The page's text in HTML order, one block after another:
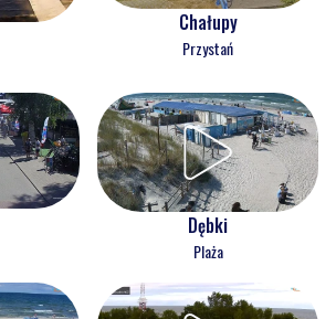
Chałupy
Przystań
Dębki
Plaża